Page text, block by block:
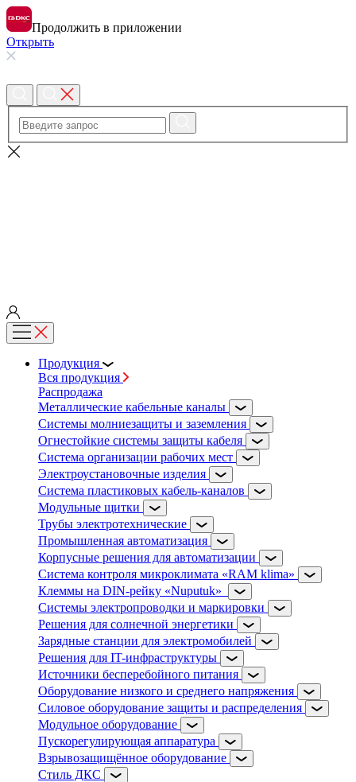
Продолжить в приложении
Открыть
Продукция
Вся продукция
Распродажа
Металлические кабельные каналы
Системы молниезащиты и заземления
Огнестойкие системы защиты кабеля
Система организации рабочих мест
Электроустановочные изделия
Система пластиковых кабель-каналов
Модульные щитки
Трубы электротехнические
Промышленная автоматизация
Корпусные решения для автоматизации
Система контроля микроклимата «RAM klima»
Клеммы на DIN-рейку «Nuputuk»
Системы электропроводки и маркировки
Решения для солнечной энергетики
Зарядные станции для электромобилей
Решения для IT-инфраструктуры
Источники бесперебойного питания
Оборудование низкого и среднего напряжения
Силовое оборудование защиты и распределения
Модульное оборудование
Пускорегулирующая аппаратура
Взрывозащищённое оборудование
Стиль ДКС